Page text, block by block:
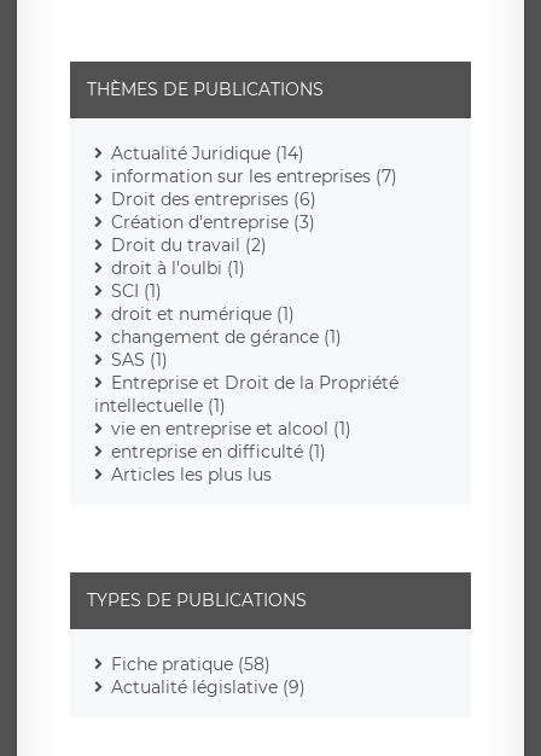
THÈMES DE PUBLICATIONS
Actualité Juridique (14)
information sur les entreprises (7)
Droit des entreprises (6)
Création d'entreprise (3)
Droit du travail (2)
droit à l'oulbi (1)
SCI (1)
droit et numérique (1)
changement de gérance (1)
SAS (1)
Entreprise et Droit de la Propriété
intellectuelle (1)
vie en entreprise et alcool (1)
entreprise en difficulté (1)
Articles les plus lus
TYPES DE PUBLICATIONS
Fiche pratique (58)
Actualité législative (9)